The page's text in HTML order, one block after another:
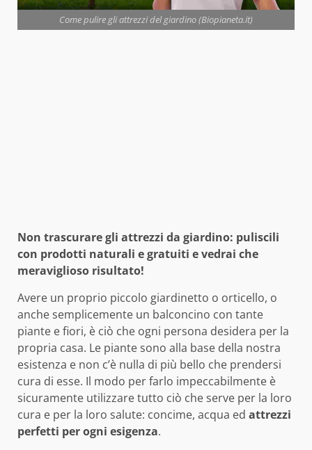
Come pulire gli attrezzi del giardino (Biopianeta.it)
Non trascurare gli attrezzi da giardino: puliscili
con prodotti naturali e gratuiti e vedrai che
meraviglioso risultato!
Avere un proprio piccolo giardinetto o orticello, o
anche semplicemente un balconcino con tante
piante e fiori, è ciò che ogni persona desidera per la
propria casa. Le piante sono alla base della nostra
esistenza e non c’è nulla di più bello che prendersi
cura di esse. Il modo per farlo impeccabilmente è
sicuramente utilizzare tutto ciò che serve per la loro
cura e per la loro salute: concime, acqua ed attrezzi
perfetti per ogni esigenza.